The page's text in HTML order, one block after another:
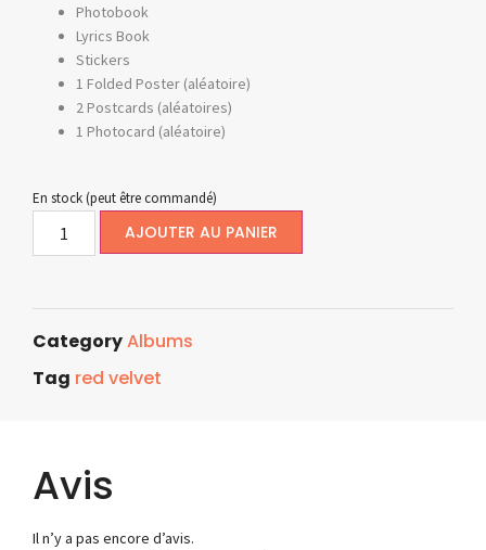
Photobook
Lyrics Book
Stickers
1 Folded Poster (aléatoire)
2 Postcards (aléatoires)
1 Photocard (aléatoire)
En stock (peut être commandé)
AJOUTER AU PANIER
CategoryAlbums
Tag red velvet
Avis
Il n’y a pas encore d’avis.